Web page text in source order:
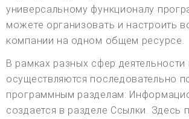
универсальному функционалу
можете организовать и настроить
компании на одном общем ресурсе.
В рамках разных сфер деятельности
осуществляются последовательно
программным разделам:
создается в разделе Ссылки. Здесь